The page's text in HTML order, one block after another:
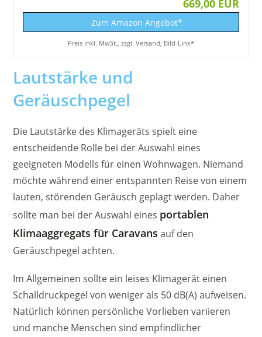
669,00 EUR
Zum Amazon Angebot*
Preis inkl. MwSt., zzgl. Versand; Bild-Link*
Lautstärke und
Geräuschpegel
Die Lautstärke des Klimageräts spielt eine
entscheidende Rolle bei der Auswahl eines
geeigneten Modells für einen Wohnwagen. Niemand
möchte während einer entspannten Reise von einem
lauten, störenden Geräusch geplagt werden. Daher
sollte man bei der Auswahl eines portablen
Klimaaggregats für Caravans auf den
Geräuschpegel achten.
Im Allgemeinen sollte ein leises Klimagerät einen
Schalldruckpegel von weniger als 50 dB(A) aufweisen.
Natürlich können persönliche Vorlieben variieren
und manche Menschen sind empfindlicher